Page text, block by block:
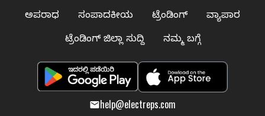
ಅಪರಾಧ
ಸಂಪಾದಕೀಯ ಟ್ರೆಂಡಿಂಗ್
ವ್ಯಾಪಾರ
ಟ್ರೆಂಡಿಂಗ್ ಜಿಲ್ಲಾ ಸುದ್ದಿ
ನಮ್ಮ ಬಗ್ಗೆ
help@electreps.com